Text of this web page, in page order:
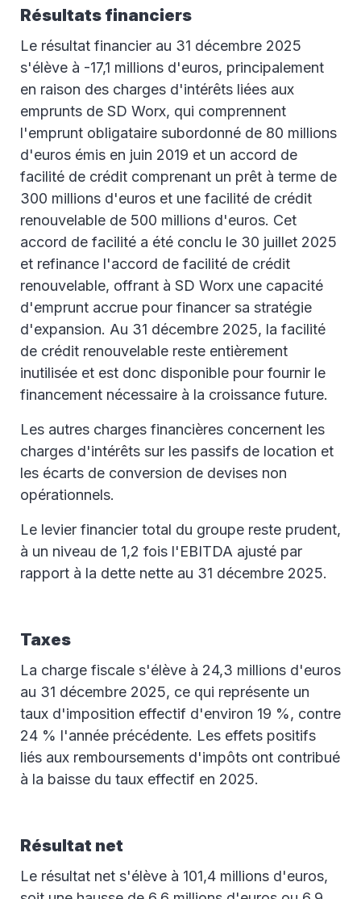
Résultats financiers
Le résultat financier au 31 décembre 2025
s'élève à -17,1 millions d'euros, principalement
en raison des charges d'intérêts liées aux
emprunts de SD Worx, qui comprennent
l'emprunt obligataire subordonné de 80 millions
d'euros émis en juin 2019 et un accord de
facilité de crédit comprenant un prêt à terme de
300 millions d'euros et une facilité de crédit
renouvelable de 500 millions d'euros. Cet
accord de facilité a été conclu le 30 juillet 2025
et refinance l'accord de facilité de crédit
renouvelable, offrant à SD Worx une capacité
d'emprunt accrue pour financer sa stratégie
d'expansion. Au 31 décembre 2025, la facilité
de crédit renouvelable reste entièrement
inutilisée et est donc disponible pour fournir le
financement nécessaire à la croissance future.
Les autres charges financières concernent les
charges d'intérêts sur les passifs de location et
les écarts de conversion de devises non
opérationnels.
Le levier financier total du groupe reste prudent,
à un niveau de 1,2 fois l'EBITDA ajusté par
rapport à la dette nette au 31 décembre 2025.
Taxes
La charge fiscale s'élève à 24,3 millions d'euros
au 31 décembre 2025, ce qui représente un
taux d'imposition effectif d'environ 19 %, contre
24 % l'année précédente. Les effets positifs
liés aux remboursements d'impôts ont contribué
à la baisse du taux effectif en 2025.
Résultat net
Le résultat net s'élève à 101,4 millions d'euros,